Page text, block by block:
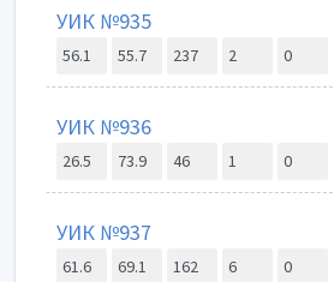
УИК №935
56.1 55.7 237 2 0
УИК №936
26.5 73.9 46 1 0
УИК №937
61.6 69.1 162 6 0